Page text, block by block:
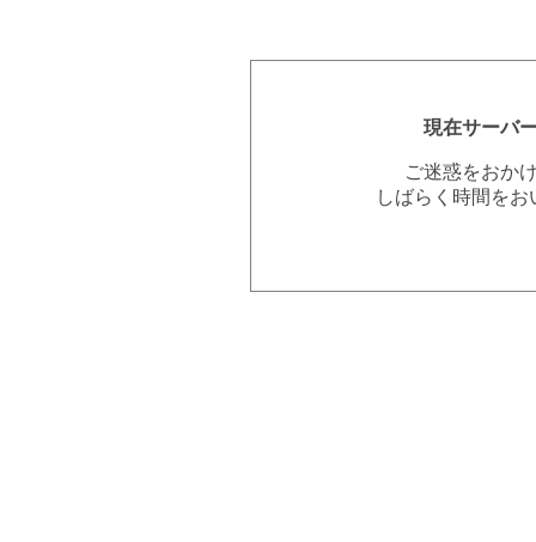
現在サーバ
ご迷惑をおか
しばらく時間を